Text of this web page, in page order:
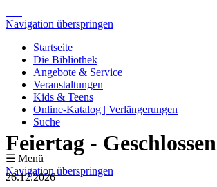
Navigation überspringen
Startseite
Die Bibliothek
Angebote & Service
Veranstaltungen
Kids & Teens
Online-Katalog | Verlängerungen
Suche
☰ Menü
Navigation überspringen
Feiertag - Geschlossen
26.12.2026